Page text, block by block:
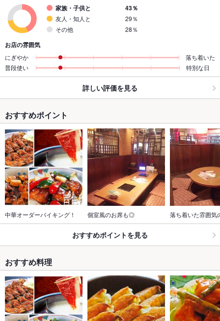
家族・子供と
43％
友人・知人と
29％
その他
28％
お店の雰囲気
にぎやか
落ち着いた
普段使い
特別な日
詳しい評価を見る
おすすめポイント
中華オーダーバイキング！ 個室風のお席も◎ 落ち着いた雰囲気
おすすめポイントを見る
おすすめ料理